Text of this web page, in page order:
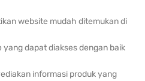
website mudah ditemukan di
yang dapat diakses dengan baik
informasi produk yang